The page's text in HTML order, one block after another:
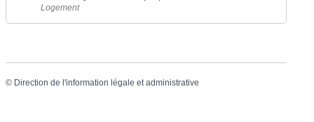
Logement
© Direction de l'information légale et administrative